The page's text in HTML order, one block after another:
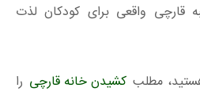
قارچی واقعی برای کودکان لذت
مطلب کشیدن خانه قارچی را